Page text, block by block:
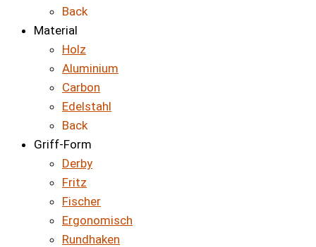
Back
Material
Holz
Aluminium
Carbon
Edelstahl
Back
Griff-Form
Derby
Fritz
Fischer
Ergonomisch
Rundhaken